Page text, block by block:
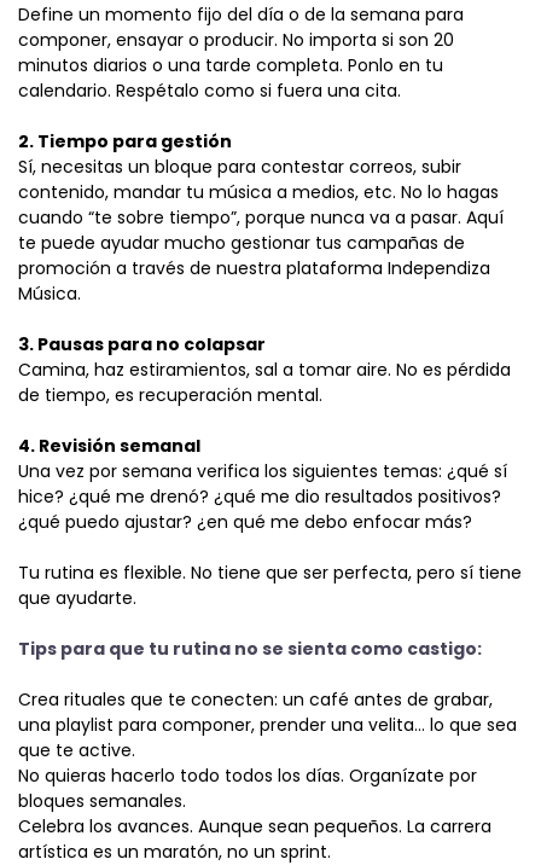
Define un momento fijo del día o de la semana para
componer, ensayar o producir. No importa si son 20
minutos diarios o una tarde completa. Ponlo en tu
calendario. Respétalo como si fuera una cita.
2. Tiempo para gestión
Sí, necesitas un bloque para contestar correos, subir
contenido, mandar tu música a medios, etc. No lo hagas
cuando “te sobre tiempo”, porque nunca va a pasar. Aquí
te puede ayudar mucho gestionar tus campañas de
promoción a través de nuestra plataforma Independiza
Música.
3. Pausas para no colapsar
Camina, haz estiramientos, sal a tomar aire. No es pérdida
de tiempo, es recuperación mental.
4. Revisión semanal
Una vez por semana verifica los siguientes temas: ¿qué sí
hice? ¿qué me drenó? ¿qué me dio resultados positivos?
¿qué puedo ajustar? ¿en qué me debo enfocar más?
Tu rutina es flexible. No tiene que ser perfecta, pero sí tiene
que ayudarte.
Tips para que tu rutina no se sienta como castigo:
Crea rituales que te conecten: un café antes de grabar,
una playlist para componer, prender una velita... lo que sea
que te active.
No quieras hacerlo todo todos los días. Organízate por
bloques semanales.
Celebra los avances. Aunque sean pequeños. La carrera
artística es un maratón, no un sprint.